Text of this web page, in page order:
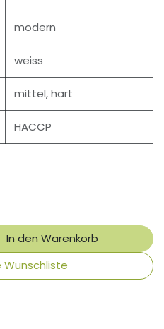
modern
weiss
mittel, hart
HACCP
In den Warenkorb
Wunschliste